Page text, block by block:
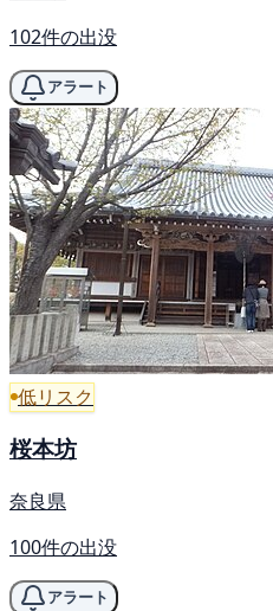
102件の出没
アラート
低リスク
桜本坊
奈良県
100件の出没
アラート